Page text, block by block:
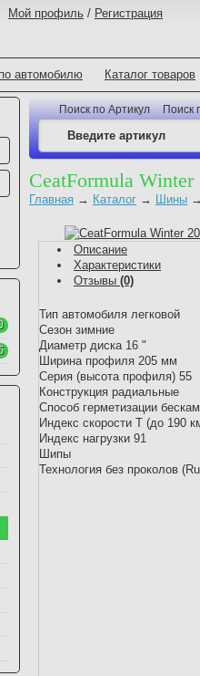
Мой профиль / Регистрация
автомобилю Каталог товаров
Поиск по Артикул Поиск
CeatFormula
Главная → Каталог → Шины
Описание
Характеристики
Отзывы (0)
Тип автомобиля легковой
Сезон зимние
Диаметр диска 16 "
Ширина профиля 205 мм
Серия (высота профиля) 55
Конструкция радиальные
Способ герметизации
Индекс скорости T (до 190
Индекс нагрузки 91
Шипы
Технология без проколов